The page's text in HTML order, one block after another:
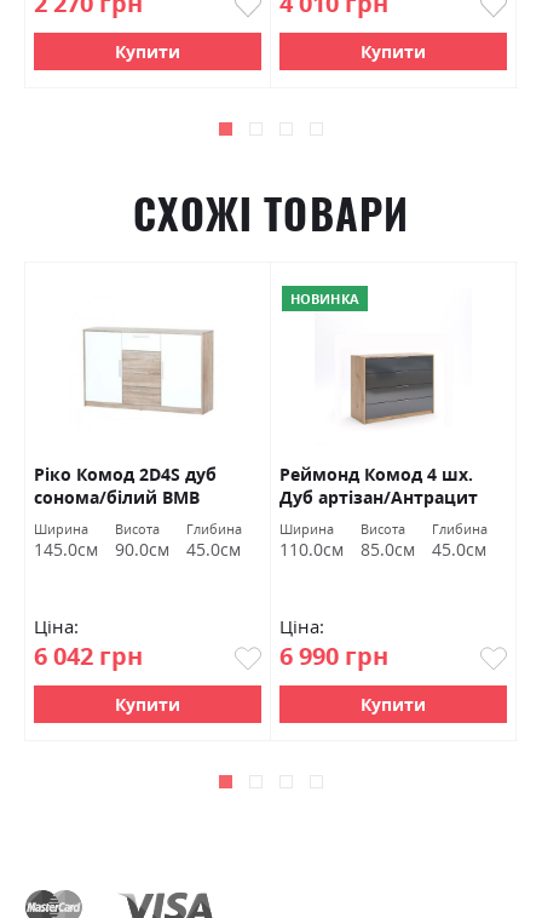
Купити Купити
СХОЖІ ТОВАРИ
Ріко Комод 2D4S дуб
сонома/білий ВМВ
Холдинг
Ширина
145.0см
Висота
90.0см
Глибина
45.0см
Ціна:
6 042 грн
Купити
НОВИНКА
Реймонд Комод 4 шх.
Дуб артізан/Антрацит
Міромарк
Ширина
110.0см
Висота
85.0см
Глибина
45.0см
Ціна:
6 990 грн
Купити